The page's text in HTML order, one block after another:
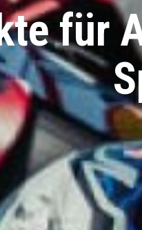
für